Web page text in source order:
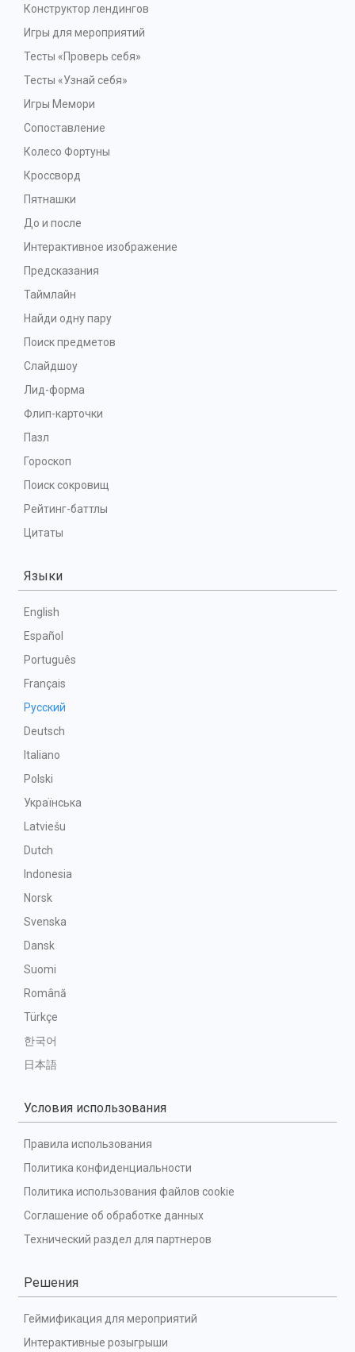
Конструктор лендингов
Игры для мероприятий
Тесты «Проверь себя»
Тесты «Узнай себя»
Игры Мемори
Сопоставление
Колесо Фортуны
Кроссворд
Пятнашки
До и после
Интерактивное изображение
Предсказания
Таймлайн
Найди одну пару
Поиск предметов
Слайдшоу
Лид-форма
Флип-карточки
Пазл
Гороскоп
Поиск сокровищ
Рейтинг-баттлы
Цитаты
Языки
English
Español
Português
Français
Русский
Deutsch
Italiano
Polski
Українська
Latviešu
Dutch
Indonesia
Norsk
Svenska
Dansk
Suomi
Română
Türkçe
한국어
日本語
Условия использования
Правила использования
Политика конфиденциальности
Политика использования файлов cookie
Соглашение об обработке данных
Технический раздел для партнеров
Решения
Геймификация для мероприятий
Интерактивные розыгрыши